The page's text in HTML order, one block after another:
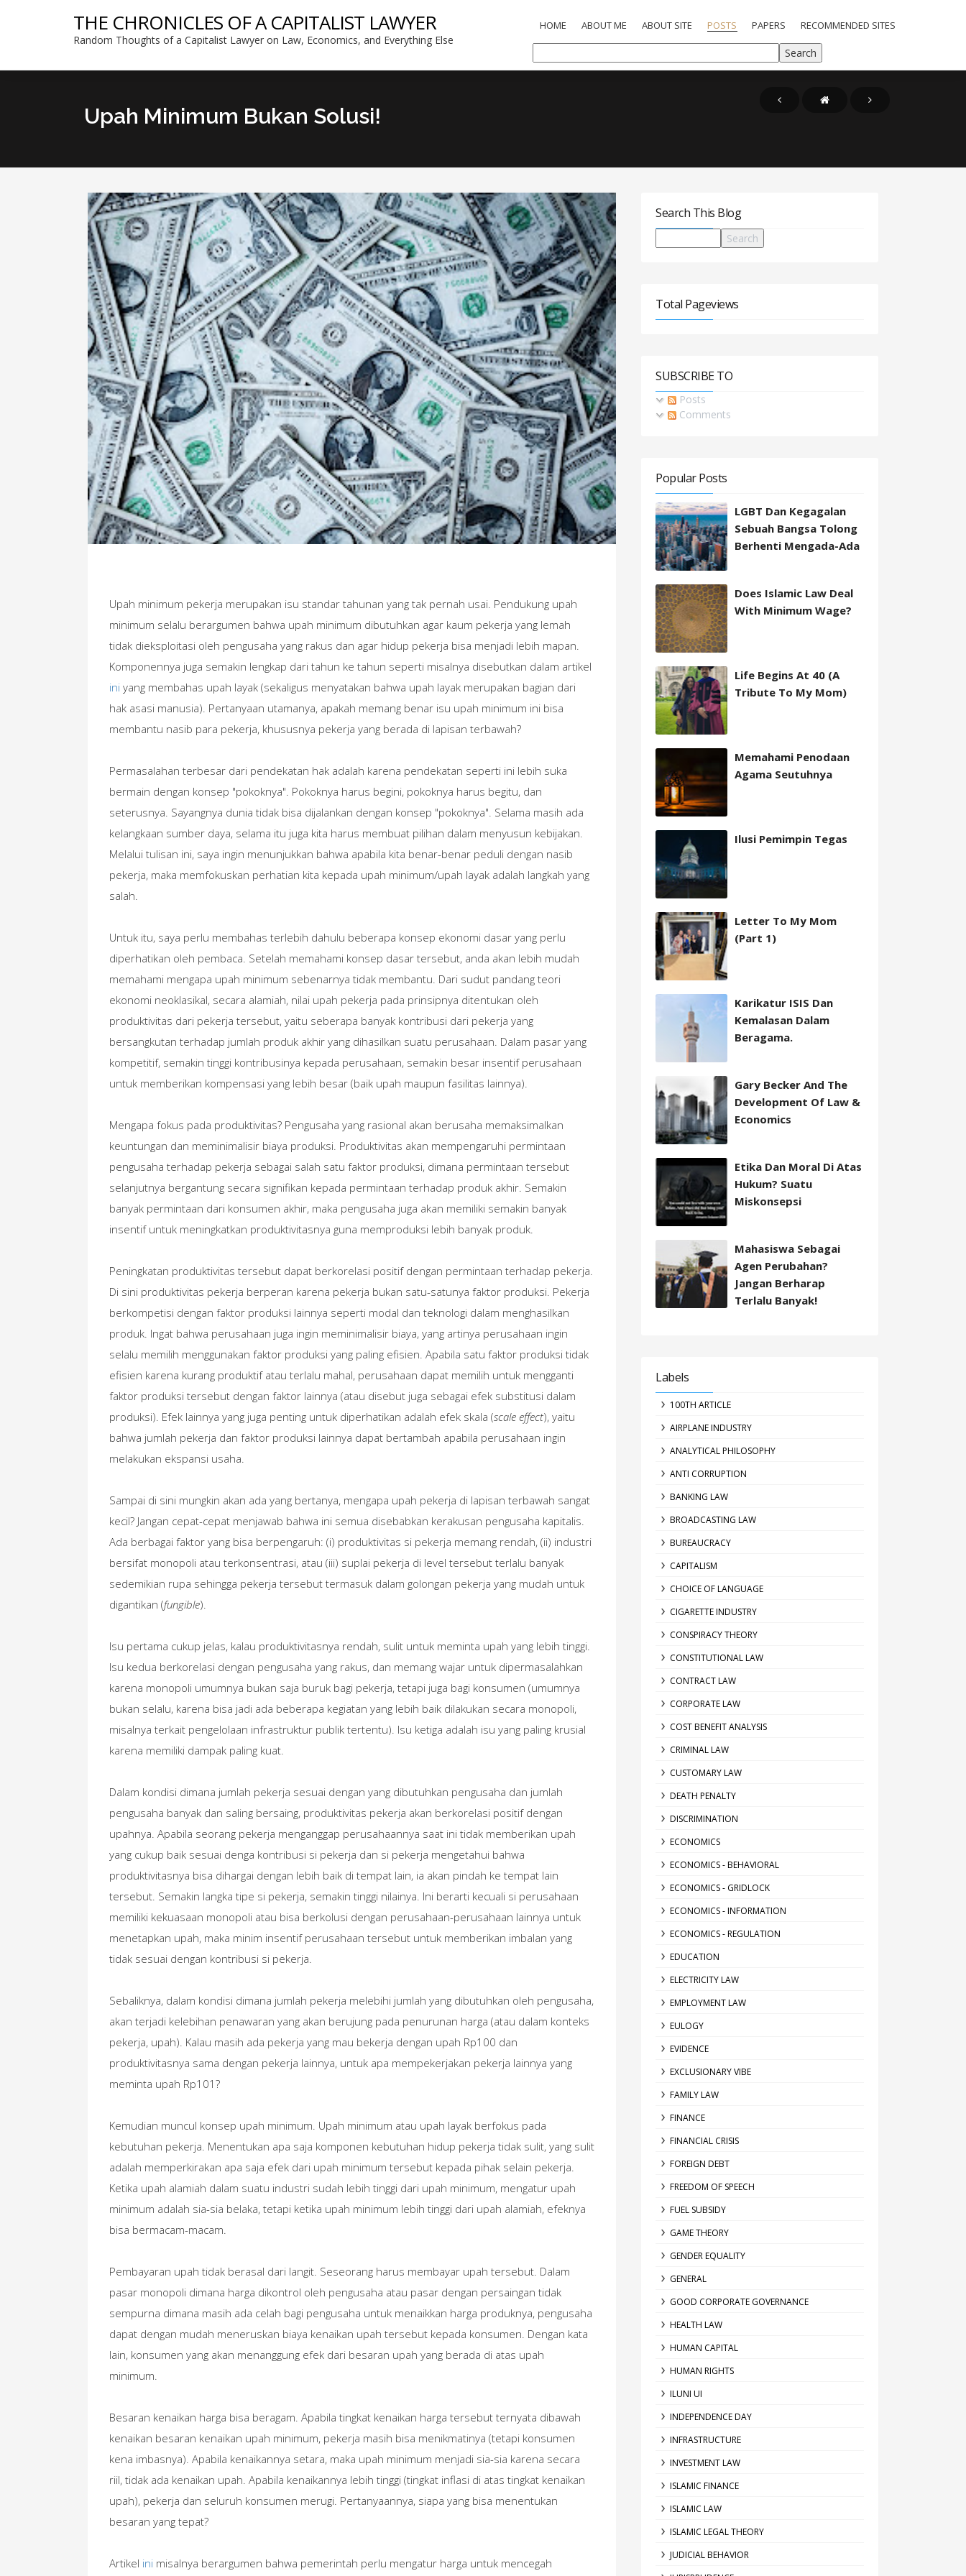
THE CHRONICLES OF A CAPITALIST LAWYER
Random Thoughts of a Capitalist Lawyer on Law, Economics, and Everything Else
HOME ABOUT ME ABOUT SITE POSTS PAPERS RECOMMENDED SITES
Upah Minimum Bukan Solusi!
Upah minimum pekerja merupakan isu standar tahunan yang tak pernah usai. Pendukung upah
minimum selalu berargumen bahwa upah minimum dibutuhkan agar kaum pekerja yang lemah
tidak dieksploitasi oleh pengusaha yang rakus dan agar hidup pekerja bisa menjadi lebih mapan.
Komponennya juga semakin lengkap dari tahun ke tahun seperti misalnya disebutkan dalam artikel
ini yang membahas upah layak (sekaligus menyatakan bahwa upah layak merupakan bagian dari
hak asasi manusia). Pertanyaan utamanya, apakah memang benar isu upah minimum ini bisa
membantu nasib para pekerja, khususnya pekerja yang berada di lapisan terbawah?
Permasalahan terbesar dari pendekatan hak adalah karena pendekatan seperti ini lebih suka
bermain dengan konsep "pokoknya". Pokoknya harus begini, pokoknya harus begitu, dan
seterusnya. Sayangnya dunia tidak bisa dijalankan dengan konsep "pokoknya". Selama masih ada
kelangkaan sumber daya, selama itu juga kita harus membuat pilihan dalam menyusun kebijakan.
Melalui tulisan ini, saya ingin menunjukkan bahwa apabila kita benar-benar peduli dengan nasib
pekerja, maka memfokuskan perhatian kita kepada upah minimum/upah layak adalah langkah yang
salah.
Untuk itu, saya perlu membahas terlebih dahulu beberapa konsep ekonomi dasar yang perlu
diperhatikan oleh pembaca. Setelah memahami konsep dasar tersebut, anda akan lebih mudah
memahami mengapa upah minimum sebenarnya tidak membantu. Dari sudut pandang teori
ekonomi neoklasikal, secara alamiah, nilai upah pekerja pada prinsipnya ditentukan oleh
produktivitas dari pekerja tersebut, yaitu seberapa banyak kontribusi dari pekerja yang
bersangkutan terhadap jumlah produk akhir yang dihasilkan suatu perusahaan. Dalam pasar yang
kompetitif, semakin tinggi kontribusinya kepada perusahaan, semakin besar insentif perusahaan
untuk memberikan kompensasi yang lebih besar (baik upah maupun fasilitas lainnya).
Mengapa fokus pada produktivitas? Pengusaha yang rasional akan berusaha memaksimalkan
keuntungan dan meminimalisir biaya produksi. Produktivitas akan mempengaruhi permintaan
pengusaha terhadap pekerja sebagai salah satu faktor produksi, dimana permintaan tersebut
selanjutnya bergantung secara signifikan kepada permintaan terhadap produk akhir. Semakin
banyak permintaan dari konsumen akhir, maka pengusaha juga akan memiliki semakin banyak
insentif untuk meningkatkan produktivitasnya guna memproduksi lebih banyak produk.
Peningkatan produktivitas tersebut dapat berkorelasi positif dengan permintaan terhadap pekerja.
Di sini produktivitas pekerja berperan karena pekerja bukan satu-satunya faktor produksi. Pekerja
berkompetisi dengan faktor produksi lainnya seperti modal dan teknologi dalam menghasilkan
produk. Ingat bahwa perusahaan juga ingin meminimalisir biaya, yang artinya perusahaan ingin
selalu memilih menggunakan faktor produksi yang paling efisien. Apabila satu faktor produksi tidak
efisien karena kurang produktif atau terlalu mahal, perusahaan dapat memilih untuk mengganti
faktor produksi tersebut dengan faktor lainnya (atau disebut juga sebagai efek substitusi dalam
produksi). Efek lainnya yang juga penting untuk diperhatikan adalah efek skala (scale effect), yaitu
bahwa jumlah pekerja dan faktor produksi lainnya dapat bertambah apabila perusahaan ingin
melakukan ekspansi usaha.
Sampai di sini mungkin akan ada yang bertanya, mengapa upah pekerja di lapisan terbawah sangat
kecil? Jangan cepat-cepat menjawab bahwa ini semua disebabkan kerakusan pengusaha kapitalis.
Ada berbagai faktor yang bisa berpengaruh: (i) produktivitas si pekerja memang rendah, (ii) industri
bersifat monopoli atau terkonsentrasi, atau (iii) suplai pekerja di level tersebut terlalu banyak
sedemikian rupa sehingga pekerja tersebut termasuk dalam golongan pekerja yang mudah untuk
digantikan (fungible).
Isu pertama cukup jelas, kalau produktivitasnya rendah, sulit untuk meminta upah yang lebih tinggi.
Isu kedua berkorelasi dengan pengusaha yang rakus, dan memang wajar untuk dipermasalahkan
karena monopoli umumnya bukan saja buruk bagi pekerja, tetapi juga bagi konsumen (umumnya
bukan selalu, karena bisa jadi ada beberapa kegiatan yang lebih baik dilakukan secara monopoli,
misalnya terkait pengelolaan infrastruktur publik tertentu). Isu ketiga adalah isu yang paling krusial
karena memiliki dampak paling kuat.
Dalam kondisi dimana jumlah pekerja sesuai dengan yang dibutuhkan pengusaha dan jumlah
pengusaha banyak dan saling bersaing, produktivitas pekerja akan berkorelasi positif dengan
upahnya. Apabila seorang pekerja menganggap perusahaannya saat ini tidak memberikan upah
yang cukup baik sesuai denga kontribusi si pekerja dan si pekerja mengetahui bahwa
produktivitasnya bisa dihargai dengan lebih baik di tempat lain, ia akan pindah ke tempat lain
tersebut. Semakin langka tipe si pekerja, semakin tinggi nilainya. Ini berarti kecuali si perusahaan
memiliki kekuasaan monopoli atau bisa berkolusi dengan perusahaan-perusahaan lainnya untuk
menetapkan upah, maka minim insentif perusahaan tersebut untuk memberikan imbalan yang
tidak sesuai dengan kontribusi si pekerja.
Sebaliknya, dalam kondisi dimana jumlah pekerja melebihi jumlah yang dibutuhkan oleh pengusaha,
akan terjadi kelebihan penawaran yang akan berujung pada penurunan harga (atau dalam konteks
pekerja, upah). Kalau masih ada pekerja yang mau bekerja dengan upah Rp100 dan
produktivitasnya sama dengan pekerja lainnya, untuk apa mempekerjakan pekerja lainnya yang
meminta upah Rp101?
Kemudian muncul konsep upah minimum. Upah minimum atau upah layak berfokus pada
kebutuhan pekerja. Menentukan apa saja komponen kebutuhan hidup pekerja tidak sulit, yang sulit
adalah memperkirakan apa saja efek dari upah minimum tersebut kepada pihak selain pekerja.
Ketika upah alamiah dalam suatu industri sudah lebih tinggi dari upah minimum, mengatur upah
minimum adalah sia-sia belaka, tetapi ketika upah minimum lebih tinggi dari upah alamiah, efeknya
bisa bermacam-macam.
Pembayaran upah tidak berasal dari langit. Seseorang harus membayar upah tersebut. Dalam
pasar monopoli dimana harga dikontrol oleh pengusaha atau pasar dengan persaingan tidak
sempurna dimana masih ada celah bagi pengusaha untuk menaikkan harga produknya, pengusaha
dapat dengan mudah meneruskan biaya kenaikan upah tersebut kepada konsumen. Dengan kata
lain, konsumen yang akan menanggung efek dari besaran upah yang berada di atas upah
minimum.
Besaran kenaikan harga bisa beragam. Apabila tingkat kenaikan harga tersebut ternyata dibawah
kenaikan besaran kenaikan upah minimum, pekerja masih bisa menikmatinya (tetapi konsumen
kena imbasnya). Apabila kenaikannya setara, maka upah minimum menjadi sia-sia karena secara
riil, tidak ada kenaikan upah. Apabila kenaikannya lebih tinggi (tingkat inflasi di atas tingkat kenaikan
upah), pekerja dan seluruh konsumen merugi. Pertanyaannya, siapa yang bisa menentukan
besaran yang tepat?
Artikel ini misalnya berargumen bahwa pemerintah perlu mengatur harga untuk mencegah
Search This Blog
Total Pageviews
SUBSCRIBE TO
Posts
Comments
Popular Posts
LGBT Dan Kegagalan
Sebuah Bangsa Tolong
Berhenti Mengada-Ada
Does Islamic Law Deal
With Minimum Wage?
Life Begins At 40 (A
Tribute To My Mom)
Memahami Penodaan
Agama Seutuhnya
Ilusi Pemimpin Tegas
Letter To My Mom
(Part 1)
Karikatur ISIS Dan
Kemalasan Dalam
Beragama.
Gary Becker And The
Development Of Law &
Economics
Etika Dan Moral Di Atas
Hukum? Suatu
Miskonsepsi
Mahasiswa Sebagai
Agen Perubahan?
Jangan Berharap
Terlalu Banyak!
Labels
100TH ARTICLE
AIRPLANE INDUSTRY
ANALYTICAL PHILOSOPHY
ANTI CORRUPTION
BANKING LAW
BROADCASTING LAW
BUREAUCRACY
CAPITALISM
CHOICE OF LANGUAGE
CIGARETTE INDUSTRY
CONSPIRACY THEORY
CONSTITUTIONAL LAW
CONTRACT LAW
CORPORATE LAW
COST BENEFIT ANALYSIS
CRIMINAL LAW
CUSTOMARY LAW
DEATH PENALTY
DISCRIMINATION
ECONOMICS
ECONOMICS - BEHAVIORAL
ECONOMICS - GRIDLOCK
ECONOMICS - INFORMATION
ECONOMICS - REGULATION
EDUCATION
ELECTRICITY LAW
EMPLOYMENT LAW
EULOGY
EVIDENCE
EXCLUSIONARY VIBE
FAMILY LAW
FINANCE
FINANCIAL CRISIS
FOREIGN DEBT
FREEDOM OF SPEECH
FUEL SUBSIDY
GAME THEORY
GENDER EQUALITY
GENERAL
GOOD CORPORATE GOVERNANCE
HEALTH LAW
HUMAN CAPITAL
HUMAN RIGHTS
ILUNI UI
INDEPENDENCE DAY
INFRASTRUCTURE
INVESTMENT LAW
ISLAMIC FINANCE
ISLAMIC LAW
ISLAMIC LEGAL THEORY
JUDICIAL BEHAVIOR